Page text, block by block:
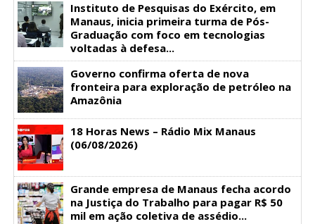
Instituto de Pesquisas do Exército, em
Manaus, inicia primeira turma de Pós-
Graduação com foco em tecnologias
voltadas à defesa...
Governo confirma oferta de nova
fronteira para exploração de petróleo na
Amazônia
18 Horas News​​​​​​​​​​​​ – Rádio Mix Manaus
(06/08/2026)
Grande empresa de Manaus fecha acordo
na Justiça do Trabalho para pagar R$ 50
mil em ação coletiva de assédio...